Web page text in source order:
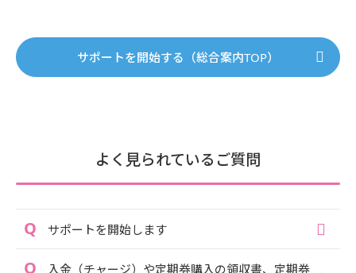
サポートを開始する（総合案内TOP）
よく見られているご質問
サポートを開始します
入金（チャージ）や定期券購入の領収書、定期券